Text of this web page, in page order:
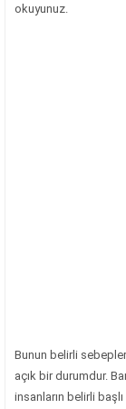
okuyunuz.
Bunun belirli
açık bir durumdur.
insanların belirli